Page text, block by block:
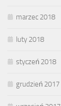
marzec 2018
luty 2018
styczeń 2018
grudzień 2017